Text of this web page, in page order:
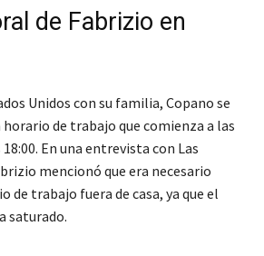
de Fabrizio en
Unidos con su familia, Copano se
de trabajo que comienza a las
En una entrevista con Las
mencionó que era necesario
de trabajo fuera de casa, ya que el
saturado.